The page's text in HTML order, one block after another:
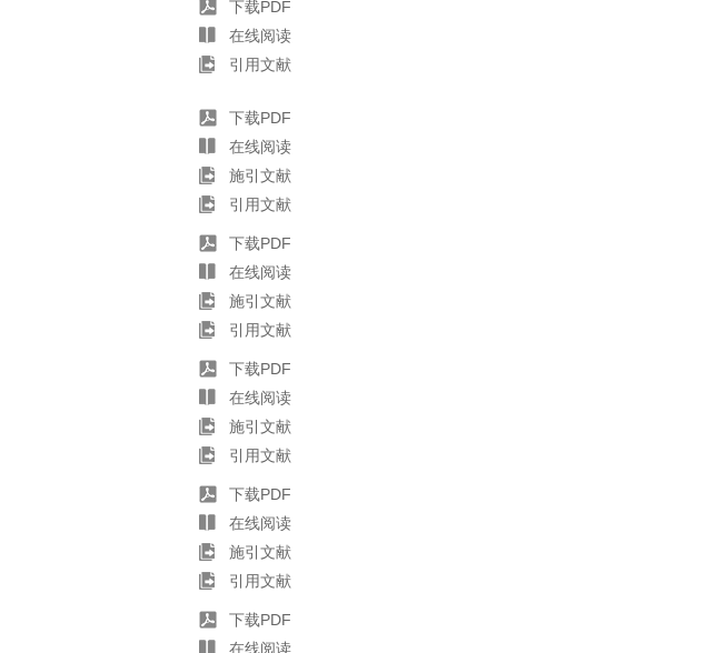
下载PDF
在线阅读
引用文献
下载PDF
在线阅读
施引文献
引用文献
下载PDF
在线阅读
施引文献
引用文献
下载PDF
在线阅读
施引文献
引用文献
下载PDF
在线阅读
施引文献
引用文献
下载PDF
在线阅读